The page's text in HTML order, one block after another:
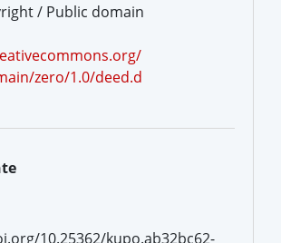
/ Public domain
zero/1.0/deed.d
10.25362/kupo.ab32bc62-